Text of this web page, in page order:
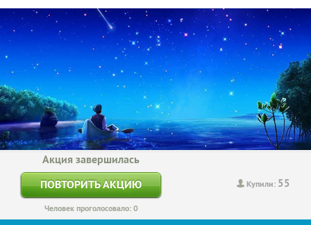
Купили: 55
Акция завершилась
ПОВТОРИТЬ АКЦИЮ
Человек проголосовало: 0